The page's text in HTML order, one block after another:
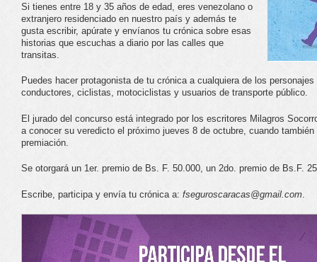
Si tienes entre 18 y 35 años de edad, eres venezolano o
extranjero residenciado en nuestro país y además te
gusta escribir, apúrate y envíanos tu crónica sobre esas
historias que escuchas a diario por las calles que
transitas.
Puedes hacer protagonista de tu crónica a cualquiera de los
conductores, ciclistas, motociclistas y usuarios de transporte público.
El jurado del concurso está integrado por los escritores Milagros
a conocer su veredicto el próximo jueves 8 de octubre, cuando
premiación.
Se otorgará un 1er. premio de Bs. F. 50.000, un 2do. premio de Bs.F.
Escribe, participa y envía tu crónica a: fseguroscaracas@gmail.com